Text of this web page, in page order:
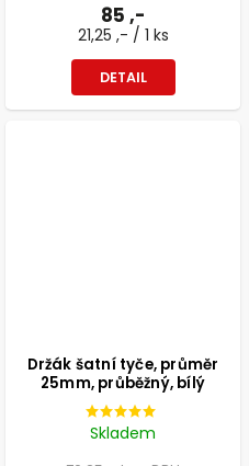
85 ,-
21,25 ,- / 1 ks
DETAIL
Držák šatní tyče, průměr
25mm, průběžný, bílý
Skladem